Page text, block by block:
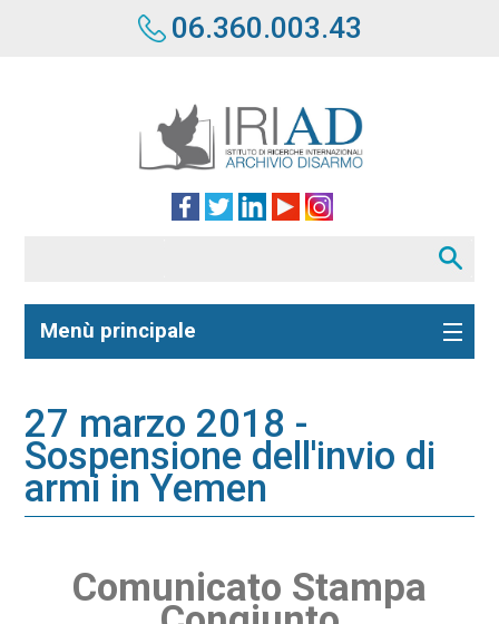
06.360.003.43
Menù principale
27 marzo 2018 -
Sospensione dell'invio di
armi in Yemen
Comunicato Stampa